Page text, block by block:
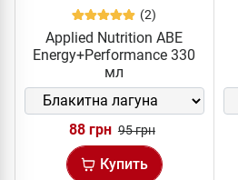
(2)
Applied Nutrition ABE
Energy+Performance 330
мл
88 грн 95 грн
Купить